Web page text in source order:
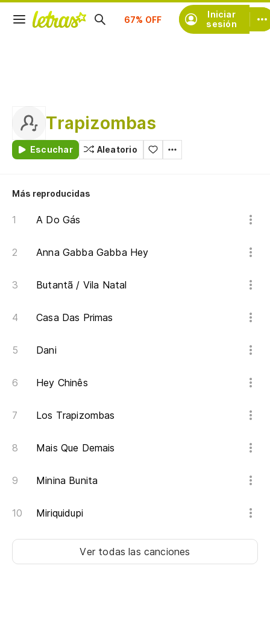
Iniciar
sesión
Suscríbete
Trapizombas
Escuchar Aleatorio
Más reproducidas
A Do Gás
Anna Gabba Gabba Hey
Butantã / Vila Natal
Casa Das Primas
Dani
Hey Chinês
Los Trapizombas
Mais Que Demais
Minina Bunita
Miriquidupi
Ver todas las canciones